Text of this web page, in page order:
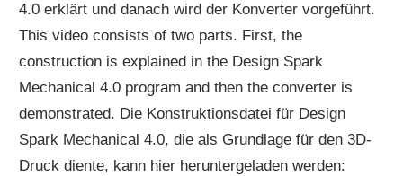
4.0 erklärt und danach wird der Konverter vorgeführt.
This video consists of two parts. First, the
construction is explained in the Design Spark
Mechanical 4.0 program and then the converter is
demonstrated. Die Konstruktionsdatei für Design
Spark Mechanical 4.0, die als Grundlage für den 3D-
Druck diente, kann hier heruntergeladen werden: